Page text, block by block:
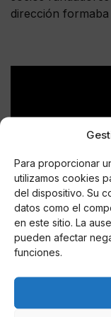
Para proporcionar
utilizamos cookies
del dispositivo. Su
datos como el
en este sitio. La
pueden afectar
funciones.
dirección